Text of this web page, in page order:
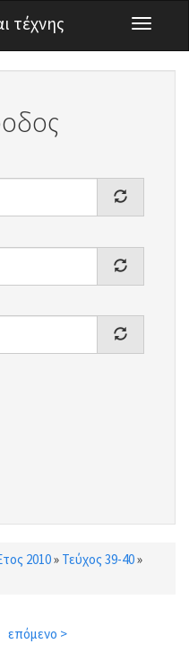
τέχνης
Toggle
2010» Τεύχος 39-40»
επόμενο >